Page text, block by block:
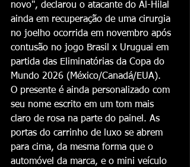
novo", declarou o atacante do Al-Hilal
ainda em recuperação de uma cirurgia
no joelho ocorrida em novembro após
contusão no jogo Brasil x Uruguai em
partida das Eliminatórias da Copa do
Mundo 2026 (México/Canadá/EUA).
O presente é ainda personalizado com
seu nome escrito em um tom mais
claro de rosa na parte do painel. As
portas do carrinho de luxo se abrem
para cima, da mesma forma que o
automóvel da marca, e o mini veículo